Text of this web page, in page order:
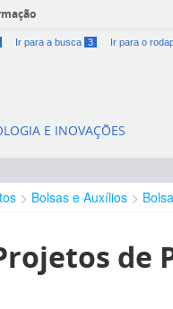
Ir para a busca 3 Ir para o
E INOVAÇÕES
Bolsas e Auxílios
de